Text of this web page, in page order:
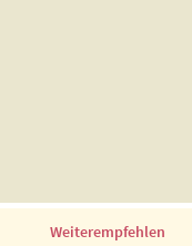
Weiterempfehlen